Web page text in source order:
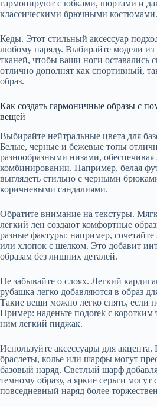
гармонируют с юбками, шортами и
классическими брючными костюмами.
Кеды. Этот стильный аксессуар
любому наряду. Выбирайте модели из
тканей, чтобы ваши ноги оставались
отлично дополнят как спортивный,
образ.
Как создать гармоничные образы с
вещей
Выбирайте нейтральные цвета для
Белые, черные и бежевые топы
разнообразными низами, обеспечивая
комбинировании. Например, белая
выглядеть стильно с черными
коричневыми сандалиями.
Обратите внимание на текстуры.
легкий лен создают комфортные
разные фактуры: например,
или хлопок с шелком. Это добавит
образам без лишних деталей.
Не забывайте о слоях. Легкий
рубашка легко добавляются в образ
Такие вещи можно легко снять, если
Пример: наденьте подorek с коротким
ним легкий пиджак.
Используйте аксессуары для
браслеты, колье или шарфы могут
базовый наряд. Светлый шарф
темному образу, а яркие серьги могут
повседневный наряд более